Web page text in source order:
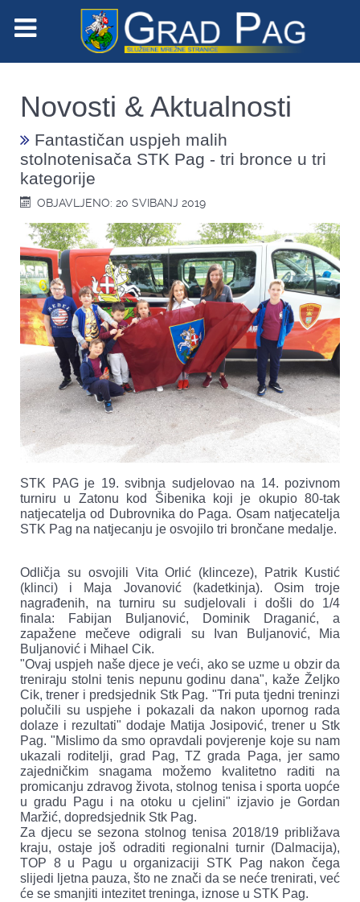
Novosti & Aktualnosti
Fantastičan uspjeh malih
stolnotenisača STK Pag - tri bronce u tri
kategorije
OBJAVLJENO: 20 SVIBANJ 2019
STK PAG je 19. svibnja sudjelovao na 14. pozivnom
turniru u Zatonu kod Šibenika koji je okupio 80-tak
natjecatelja od Dubrovnika do Paga. Osam natjecatelja
STK Pag na natjecanju je osvojilo tri brončane medalje.
Odličja su osvojili Vita Orlić (klinceze), Patrik Kustić
(klinci) i Maja Jovanović (kadetkinja). Osim troje
nagrađenih, na turniru su sudjelovali i došli do 1/4
finala: Fabijan Buljanović, Dominik Draganić, a
zapažene mečeve odigrali su Ivan Buljanović, Mia
Buljanović i Mihael Cik.
"Ovaj uspjeh naše djece je veći, ako se uzme u obzir da
treniraju stolni tenis nepunu godinu dana", kaže Željko
Cik, trener i predsjednik Stk Pag. "Tri puta tjedni treninzi
polučili su uspjehe i pokazali da nakon upornog rada
dolaze i rezultati" dodaje Matija Josipović, trener u Stk
Pag. "Mislimo da smo opravdali povjerenje koje su nam
ukazali roditelji, grad Pag, TZ grada Paga, jer samo
zajedničkim snagama možemo kvalitetno raditi na
promicanju zdravog života, stolnog tenisa i sporta uopće
u gradu Pagu i na otoku u cjelini" izjavio je Gordan
Maržić, dopredsjednik Stk Pag.
Za djecu se sezona stolnog tenisa 2018/19 približava
kraju, ostaje još odraditi regionalni turnir (Dalmacija),
TOP 8 u Pagu u organizaciji STK Pag nakon čega
slijedi ljetna pauza, što ne znači da se neće trenirati, već
će se smanjiti intezitet treninga, iznose u STK Pag.